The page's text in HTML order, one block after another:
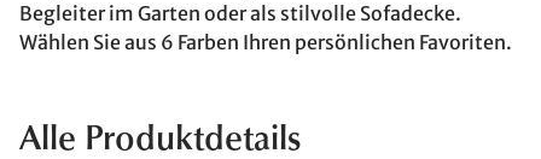
Begleiter im Garten oder als stilvolle Sofadecke.
Wählen Sie aus 6 Farben Ihren persönlichen Favoriten.
Alle Produktdetails